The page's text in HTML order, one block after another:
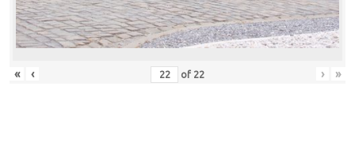
« ‹ of 22 › »